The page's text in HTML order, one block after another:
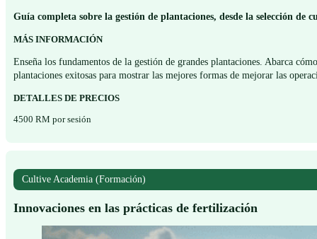
Guía completa sobre la gestión de plantaciones, desde la selección
MÁS INFORMACIÓN
Enseña los fundamentos de la gestión de grandes plantaciones. Abarca
plantaciones exitosas para mostrar las mejores formas de mejorar las
DETALLES DE PRECIOS
4500 RM por sesión
Cultive Academia (Formación)
Innovaciones en las prácticas de fertilización